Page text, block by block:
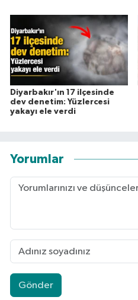
Diyarbakır'ın 17 ilçesinde
dev denetim: Yüzlercesi
yakayı ele verdi
Yorumlar
Gönder